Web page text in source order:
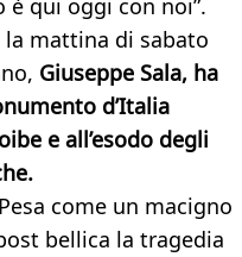
è qui oggi con noi”.
la mattina di sabato
Giuseppe Sala, ha
d’Italia
e all’esodo degli
come un macigno
bellica la tragedia